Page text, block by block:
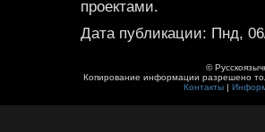
проектами.
Дата публикации: Пнд,
©
Копирование информации разрешено
Контакты|